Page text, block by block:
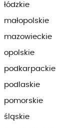
łódzkie
małopolskie
mazowieckie
opolskie
podkarpackie
podlaskie
pomorskie
śląskie